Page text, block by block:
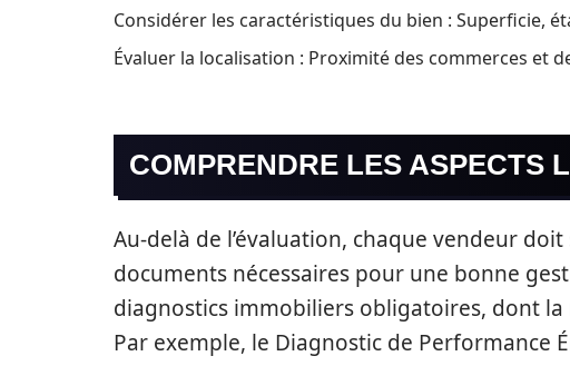
Considérer les caractéristiques du bien : Superficie,
Évaluer la localisation : Proximité des commerces et
COMPRENDRE LES ASPECTS
Au-delà de l’évaluation, chaque vendeur
documents nécessaires pour une bonne
diagnostics immobiliers obligatoires, dont la
Par exemple, le Diagnostic de Performance